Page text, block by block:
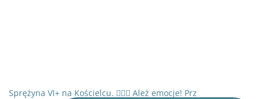
Sprężyna VI+ na Kościelcu. 🧗‍♂️⛰️ Ależ emocje! Prz